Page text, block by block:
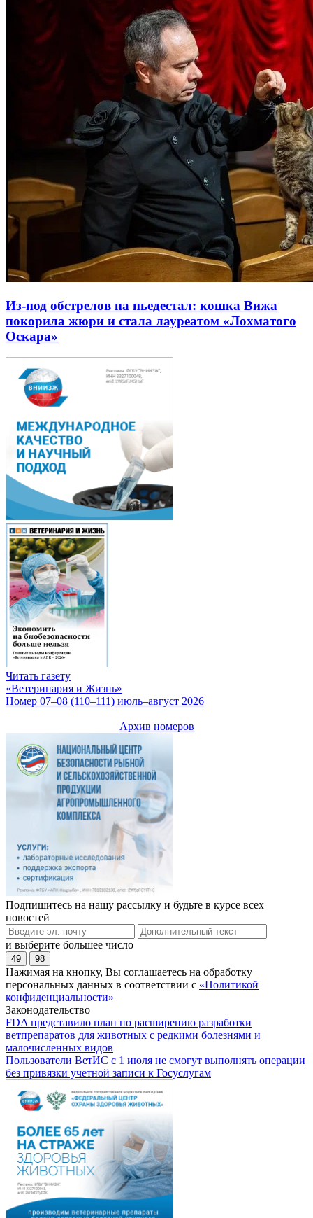
Из-под обстрелов на пьедестал: кошка Вижа
покорила жюри и стала лауреатом «Лохматого
Оскара»
Читать газету
«Ветеринария и Жизнь»
Номер 07–08 (110–111) июль–август 2026
Архив номеров
Подпишитесь на нашу рассылку и будьте в курсе всех
новостей
и выберите большее число
49 98
Нажимая на кнопку, Вы соглашаетесь на обработку
персональных данных в соответствии с «Политикой
конфиденциальности»
Законодательство
FDA представило план по расширению разработки
ветпрепаратов для животных с редкими болезнями и
малочисленных видов
Пользователи ВетИС с 1 июля не смогут выполнять операции
без привязки учетной записи к Госуслугам